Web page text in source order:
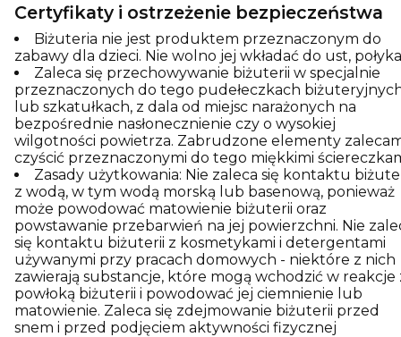
Certyfikaty i ostrzeżenie bezpieczeństwa
Biżuteria nie jest produktem przeznaczonym do
zabawy dla dzieci. Nie wolno jej wkładać do ust,
Zaleca się przechowywanie biżuterii w specjalnie
przeznaczonych do tego pudełeczkach
lub szkatułkach, z dala od miejsc narażonych na
bezpośrednie nasłonecznienie czy o wysokiej
wilgotności powietrza. Zabrudzone elementy
czyścić przeznaczonymi do tego miękkimi
Zasady użytkowania: Nie zaleca się kontaktu
z wodą, w tym wodą morską lub basenową, ponieważ
może powodować matowienie biżuterii oraz
powstawanie przebarwień na jej powierzchni. Nie
się kontaktu biżuterii z kosmetykami i detergentami
używanymi przy pracach domowych - niektóre z nich
zawierają substancje, które mogą wchodzić w reakcje
powłoką biżuterii i powodować jej ciemnienie lub
matowienie. Zaleca się zdejmowanie biżuterii przed
snem i przed podjęciem aktywności fizycznej